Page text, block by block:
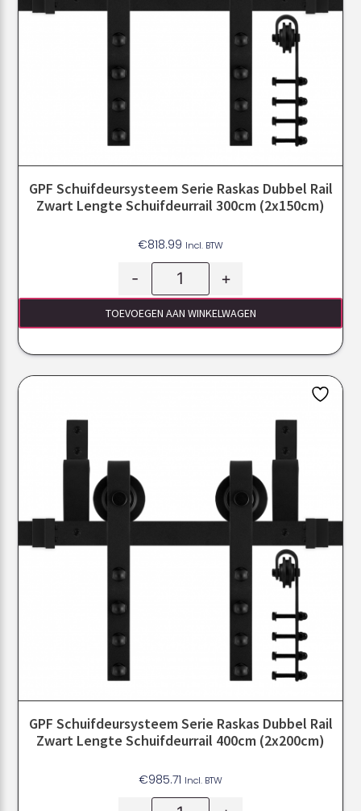
GPF Schuifdeursysteem Serie Raskas Dubbel Rail
Zwart Lengte Schuifdeurrail 300cm (2x150cm)
€818.99 Incl. BTW
- +
TOEVOEGEN AAN WINKELWAGEN
GPF Schuifdeursysteem Serie Raskas Dubbel Rail
Zwart Lengte Schuifdeurrail 400cm (2x200cm)
€985.71 Incl. BTW